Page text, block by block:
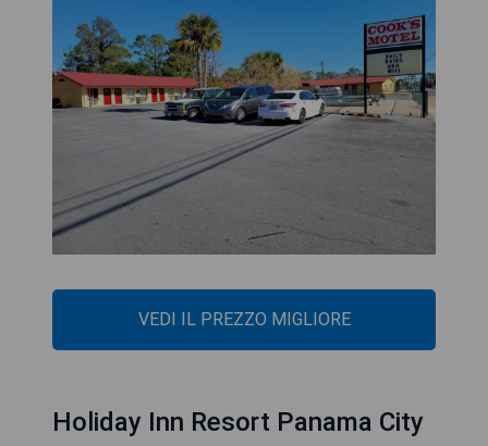
VEDI IL PREZZO MIGLIORE
Holiday Inn Resort Panama City